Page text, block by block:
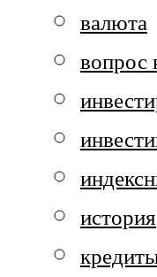
валюта
вопрос
история